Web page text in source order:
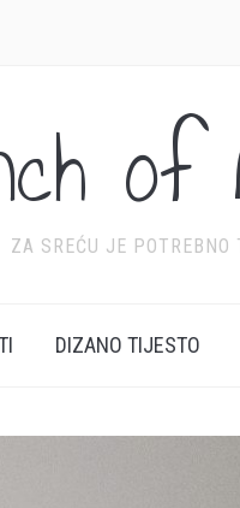
of
ZA SREĆU JE POTREBNO
DIZANO TIJESTO